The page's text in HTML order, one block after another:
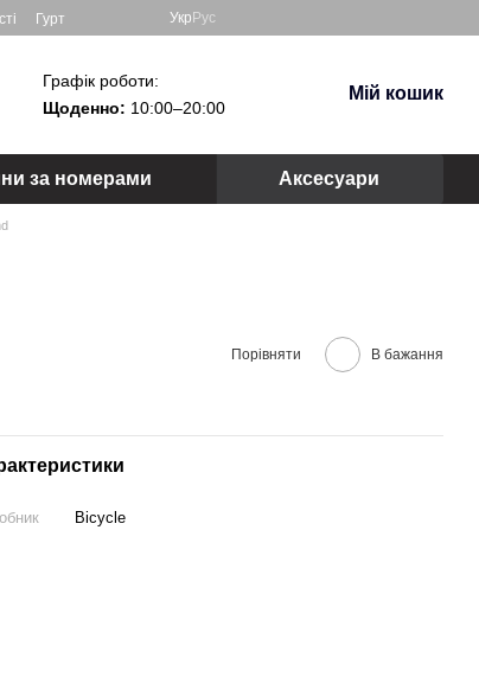
Гурт Укр Рус
Графік роботи:
Щоденно: 10:00–20:00
Мій кошик
за номерами Аксесуари
Порівняти В бажання
Bicycle